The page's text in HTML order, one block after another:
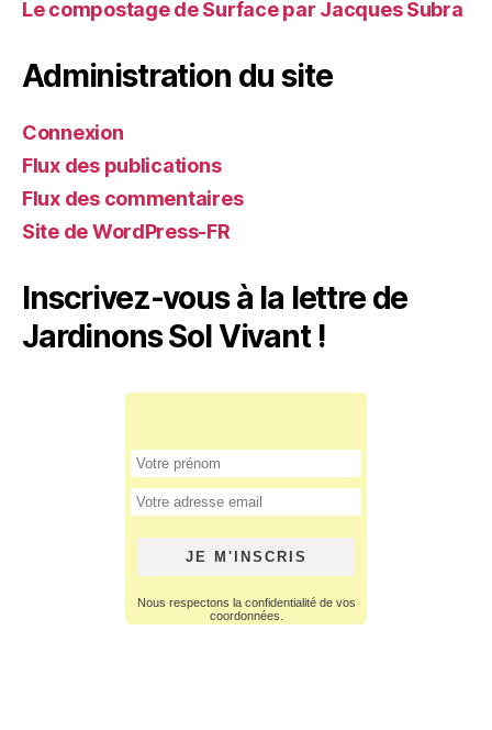
Le compostage de Surface par Jacques Subra
Administration du site
Connexion
Flux des publications
Flux des commentaires
Site de WordPress-FR
Inscrivez-vous à la lettre de
Jardinons Sol Vivant !